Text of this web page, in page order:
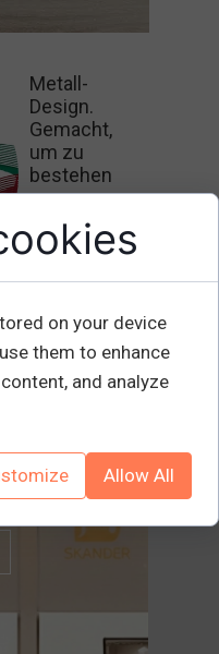
Metall-
Design.
Gemacht,
um zu
bestehen
4
on your device
them to enhance
and analyze
Allow All